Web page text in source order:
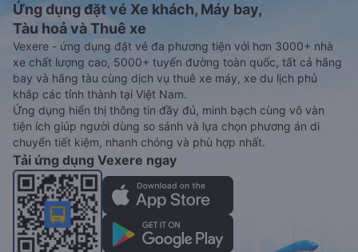
Ứng dụng đặt vé Xe khách, Máy bay,
Tàu hoả và Thuê xe
Vexere - ứng dụng đặt vé đa phương tiện với hơn 3000+ nhà
xe chất lượng cao, 5000+ tuyến đường toàn quốc, tất cả hãng
bay và hãng tàu cùng dịch vụ thuê xe máy, xe du lịch phủ
khắp các tỉnh thành tại Việt Nam.
Ứng dụng hiển thị thông tin đầy đủ, minh bạch cùng vô vàn
tiện ích giúp người dùng so sánh và lựa chọn phương án di
chuyển tiết kiệm, nhanh chóng và phù hợp nhất.
Tải ứng dụng Vexere ngay